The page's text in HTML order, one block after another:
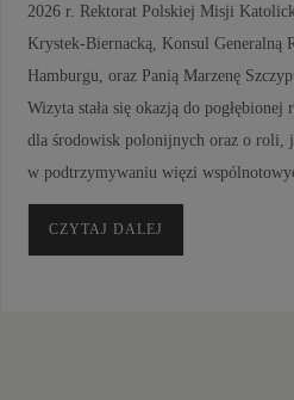
2026 r. Rektorat Polskiej Misji
Krystek-Biernacką, Konsul Generalną
Hamburgu, oraz Panią Marzenę
Wizyta stała się okazją do
dla środowisk polonijnych oraz o roli,
w podtrzymywaniu więzi
CZYTAJ DALEJ